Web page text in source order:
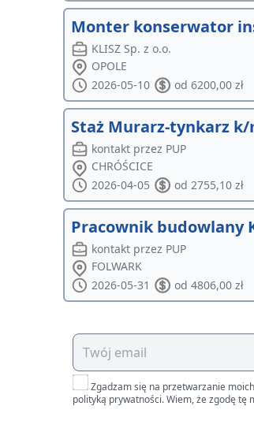
Monter konserwator
KLISZ Sp. z o.o.
OPOLE
2026-05-10
od 6200,00 zł
Staż Murarz-tynkarz k/
kontakt przez PUP
CHRÓŚCICE
2026-04-05
od 2755,10 zł
Pracownik budowlany
kontakt przez PUP
FOLWARK
2026-05-31
od 4806,00 zł
Zgadzam się na przetwarzanie
polityką prywatności. Wiem, że zgodę tę